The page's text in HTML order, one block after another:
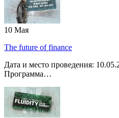
10 Мая
The future of finance
Дата и место проведения:
Программа…